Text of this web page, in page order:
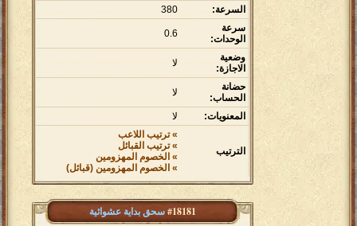
السرعة:
380
سرعة
الوحدات:
0.6
وضعية
الاجازة:
لا
حضانة
الحساب:
لا
المعنويات: لا
الترتيب
» ترتيب اللاعب
» ترتيب القبائل
» الخصوم المهزومين
» الخصوم المهزومين (قبائل)
#18181 سحق بداية عشوائية